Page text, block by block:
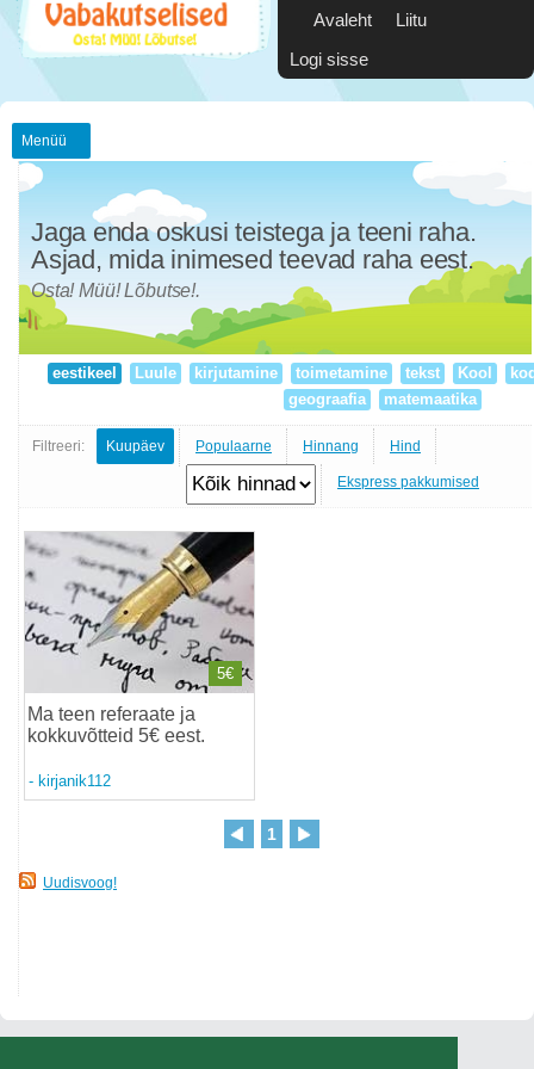
Avaleht
Liitu
Logi sisse
Menüü
Jaga enda oskusi teistega ja teeni raha.
Asjad, mida inimesed teevad raha eest.
Osta! Müü! Lõbutse!.
eestikeel Luule kirjutamine toimetamine tekst Kool
geograafia
matemaatika
Filtreeri: Kuupäev Populaarne Hinnang Hind
Ekspress pakkumised
Ma teen referaate ja
kokkuvõtteid 5€ eest.
- kirjanik112
5€
1
Uudisvoog!